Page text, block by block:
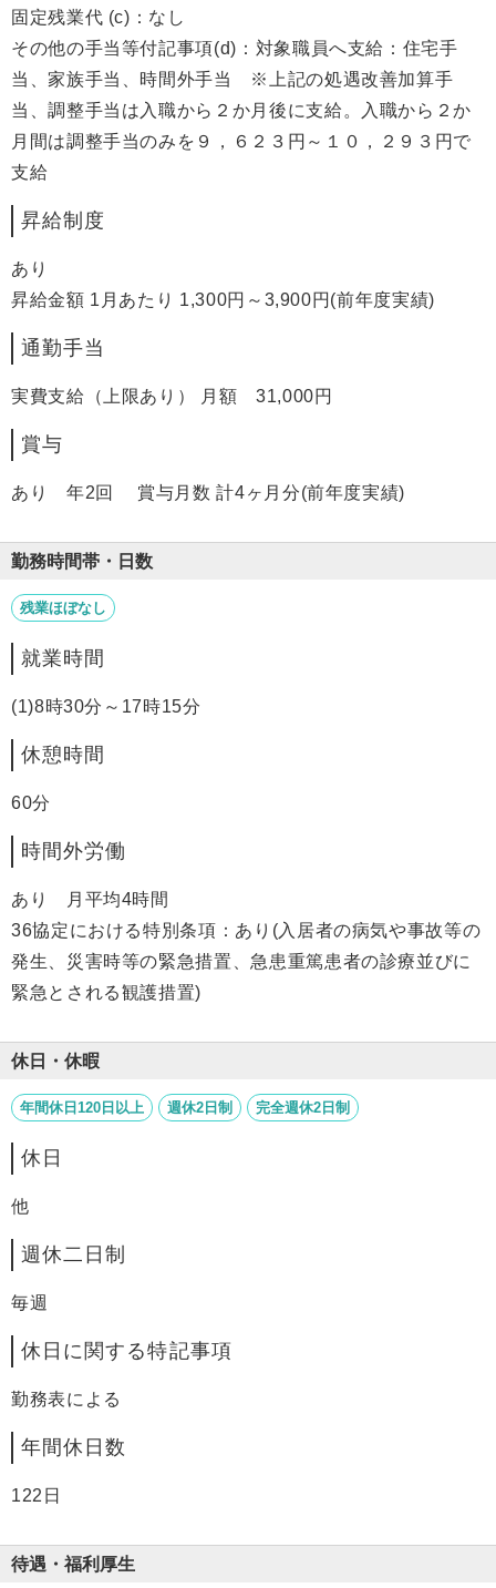
固定残業代 (c)：なし
その他の手当等付記事項(d)：対象職員へ支給：住宅手
当、家族手当、時間外手当 ※上記の処遇改善加算手
当、調整手当は入職から２か月後に支給。入職から２か
月間は調整手当のみを９，６２３円～１０，２９３円で
支給
昇給制度
あり
昇給金額 1月あたり 1,300円～3,900円(前年度実績)
通勤手当
実費支給（上限あり） 月額 31,000円
賞与
あり 年2回 賞与月数 計4ヶ月分(前年度実績)
勤務時間帯・日数
残業ほぼなし
就業時間
(1)8時30分～17時15分
休憩時間
60分
時間外労働
あり 月平均4時間
36協定における特別条項：あり(入居者の病気や事故等の
発生、災害時等の緊急措置、急患重篤患者の診療並びに
緊急とされる観護措置)
休日・休暇
年間休日120日以上 週休2日制 完全週休2日制
休日
他
週休二日制
毎週
休日に関する特記事項
勤務表による
年間休日数
122日
待遇・福利厚生